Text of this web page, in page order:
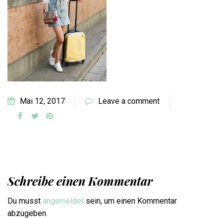
Mai 12, 2017 Leave a comment
Schreibe einen Kommentar
Du musst angemeldet sein, um einen Kommentar
abzugeben.